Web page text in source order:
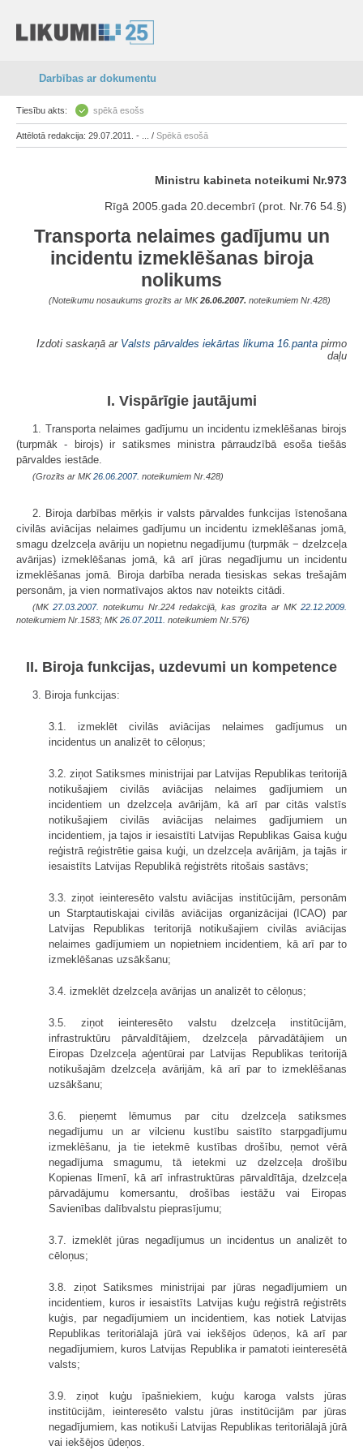
Darbības ar dokumentu
Tiesību akts: spēkā esošs
Attēlotā redakcija: 29.07.2011. - ... / Spēkā esošā
Ministru kabineta noteikumi Nr.973
Rīgā 2005.gada 20.decembrī (prot. Nr.76 54.§)
Transporta nelaimes gadījumu un
incidentu izmeklēšanas biroja
nolikums
(Noteikumu nosaukums grozīts ar MK26.06.2007. noteikumiem Nr.428)
Izdoti saskaņā ar Valsts pārvaldes iekārtas likuma 16.panta pirmo
daļu
I. Vispārīgie jautājumi
1. Transporta nelaimes gadījumu un incidentu izmeklēšanas birojs
(turpmāk - birojs) ir satiksmes ministra pārraudzībā esoša tiešās
pārvaldes iestāde.
(Grozīts ar MK26.06.2007. noteikumiem Nr.428)
2. Biroja darbības mērķis ir valsts pārvaldes funkcijas īstenošana
civilās aviācijas nelaimes gadījumu un incidentu izmeklēšanas jomā,
smagu dzelzceļa avāriju un nopietnu negadījumu (turpmāk − dzelzceļa
avārijas) izmeklēšanas jomā, kā arī jūras negadījumu un incidentu
izmeklēšanas jomā. Biroja darbība nerada tiesiskas sekas trešajām
personām, ja vien normatīvajos aktos nav noteikts citādi.
(MK27.03.2007. noteikumu Nr.224 redakcijā, kas grozīta ar MK22.12.2009.
noteikumiem Nr.1583; MK26.07.2011. noteikumiem Nr.576)
II. Biroja funkcijas, uzdevumi un kompetence
3. Biroja funkcijas:
3.1. izmeklēt civilās aviācijas nelaimes gadījumus un
incidentus un analizēt to cēloņus;
3.2. ziņot Satiksmes ministrijai par Latvijas Republikas teritorijā
notikušajiem civilās aviācijas nelaimes gadījumiem un
incidentiem un dzelzceļa avārijām, kā arī par citās valstīs
notikušajiem civilās aviācijas nelaimes gadījumiem un
incidentiem, ja tajos ir iesaistīti Latvijas Republikas Gaisa kuģu
reģistrā reģistrētie gaisa kuģi, un dzelzceļa avārijām, ja tajās ir
iesaistīts Latvijas Republikā reģistrēts ritošais sastāvs;
3.3. ziņot ieinteresēto valstu aviācijas institūcijām, personām
un Starptautiskajai civilās aviācijas organizācijai (ICAO) par
Latvijas Republikas teritorijā notikušajiem civilās aviācijas
nelaimes gadījumiem un nopietniem incidentiem, kā arī par to
izmeklēšanas uzsākšanu;
3.4. izmeklēt dzelzceļa avārijas un analizēt to cēloņus;
3.5. ziņot ieinteresēto valstu dzelzceļa institūcijām,
infrastruktūru pārvaldītājiem, dzelzceļa pārvadātājiem un
Eiropas Dzelzceļa aģentūrai par Latvijas Republikas teritorijā
notikušajām dzelzceļa avārijām, kā arī par to izmeklēšanas
uzsākšanu;
3.6. pieņemt lēmumus par citu dzelzceļa satiksmes
negadījumu un ar vilcienu kustību saistīto starpgadījumu
izmeklēšanu, ja tie ietekmē kustības drošību, ņemot vērā
negadījuma smagumu, tā ietekmi uz dzelzceļa drošību
Kopienas līmenī, kā arī infrastruktūras pārvaldītāja, dzelzceļa
pārvadājumu komersantu, drošības iestāžu vai Eiropas
Savienības dalībvalstu pieprasījumu;
3.7. izmeklēt jūras negadījumus un incidentus un analizēt to
cēloņus;
3.8. ziņot Satiksmes ministrijai par jūras negadījumiem un
incidentiem, kuros ir iesaistīts Latvijas kuģu reģistrā reģistrēts
kuģis, par negadījumiem un incidentiem, kas notiek Latvijas
Republikas teritoriālajā jūrā vai iekšējos ūdeņos, kā arī par
negadījumiem, kuros Latvijas Republika ir pamatoti ieinteresētā
valsts;
3.9. ziņot kuģu īpašniekiem, kuģu karoga valsts jūras
institūcijām, ieinteresēto valstu jūras institūcijām par jūras
negadījumiem, kas notikuši Latvijas Republikas teritoriālajā jūrā
vai iekšējos ūdeņos.